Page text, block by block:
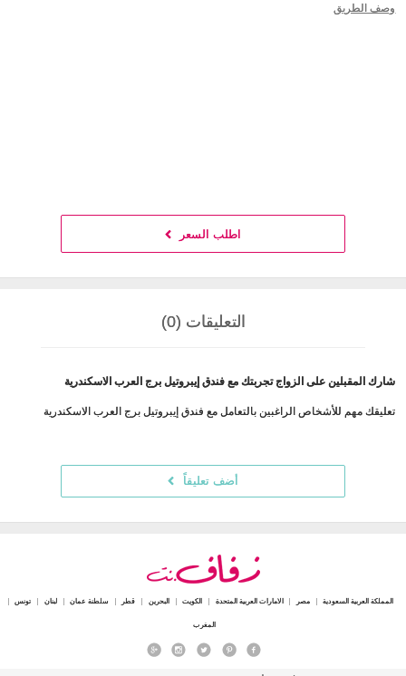
وصف الطريق
اطلب السعر
التعليقات (0)
شارك المقبلين على الزواج تجربتك مع فندق إيبروتيل برج العرب الاسكندرية
تعليقك مهم للأشخاص الراغبين بالتعامل مع فندق إيبروتيل برج العرب الاسكندرية
أضف تعليقاً
المملكة العربية السعودية مصر الامارات العربية المتحدة الكويت البحرين قطر سلطنة عمان لبنان تونس
المغرب